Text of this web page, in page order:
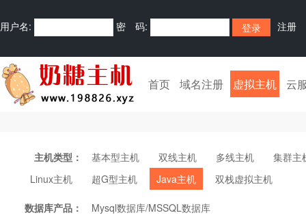
用户名: 密 码: 注册
首页 域名注册 虚拟主机 云
主机类型： 基本型主机 双线主机 多线主机
集群主
Linux主机
超G型主机 Java主机 双栈虚拟主机
数据库产品： Mysql数据库/MSSQL数据库